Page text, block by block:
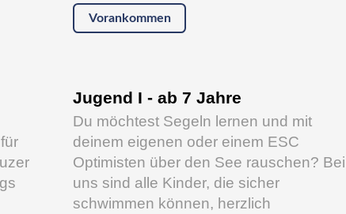
Vorankommen
Jugend I - ab 7 Jahre
Du möchtest Segeln lernen und mit
deinem eigenen oder einem ESC
Optimisten über den See rauschen? Bei
uns sind alle Kinder, die sicher
schwimmen können, herzlich